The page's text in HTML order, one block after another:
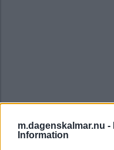
m.dagenskalmar.nu -
Information